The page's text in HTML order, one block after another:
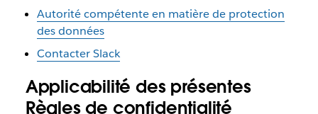
Autorité compétente en matière de protection
des données
Contacter Slack
Applicabilité des présentes
Règles de confidentialité